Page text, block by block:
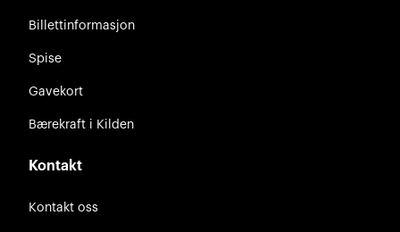
Billettinformasjon
Spise
Gavekort
Bærekraft i Kilden
Kontakt
Kontakt oss